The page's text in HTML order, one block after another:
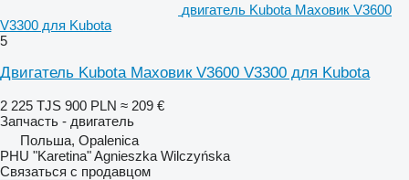
двигатель Kubota Маховик V3600
V3300 для Kubota
5
Двигатель Kubota Маховик V3600 V3300 для Kubota
2 225 TJS 900 PLN ≈ 209 €
Запчасть - двигатель
Польша, Opalenica
PHU "Karetina" Agnieszka Wilczyńska
Связаться с продавцом